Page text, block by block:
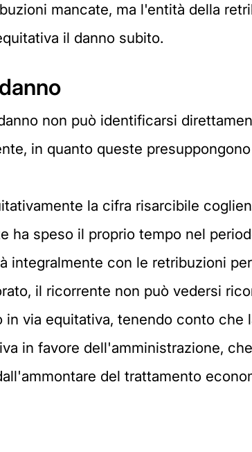
mancate, ma l'entità della
il danno subito.
non può identificarsi
in quanto queste
la cifra risarcibile
ha speso il proprio tempo nel
integralmente con le retribuzioni
il ricorrente non può vedersi
in via equitativa, tenendo conto
in favore dell'amministrazione,
del trattamento